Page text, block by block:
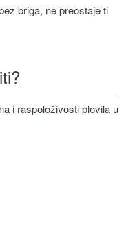
briga, ne preostaje ti
i raspoloživosti plovila u